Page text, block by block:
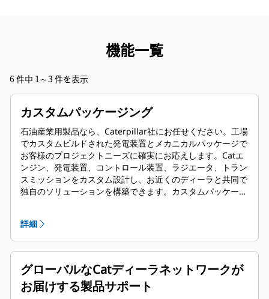
機能一覧
6 件中 1～3 件を表示
カスタムパッケージング
石油産業用製品なら、Caterpillar社にお任せください。工場
でカスタムビルドされた発電装置とメカニカルパッケージで
お客様のプロジェクトニーズに確実にお応えします。Catエ
ンジン、発電装置、コントロール装置、ラジエータ、トラン
スミッションをカスタム設計し、お近くのディーラと共同で
独自のソリューションを構築できます。カスタムパッケージ
詳細
グローバルなCatディーラネットワークが
お届けする製品サポート